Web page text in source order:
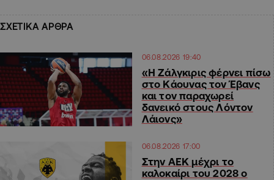
ΣΧΕΤΙΚΑ ΑΡΘΡΑ
06.08.2026 19:40
«Η Ζάλγκιρις φέρνει πίσω
στο Κάουνας τον Έβανς
και τον παραχωρεί
δανεικό στους Λόντον
Λάιονς»
06.08.2026 17:00
Στην ΑΕΚ μέχρι το
καλοκαίρι του 2028 ο